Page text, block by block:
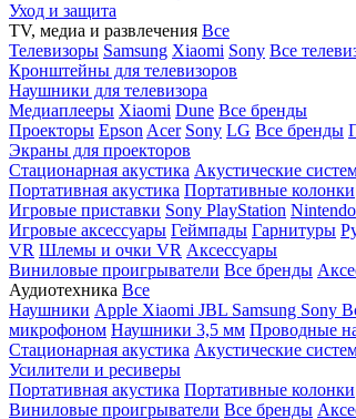
Уход и защита
TV, медиа и развлечения Все
Телевизоры Samsung Xiaomi Sony Все
Кронштейны для телевизоров
Наушники для телевизора
Медиаплееры Xiaomi Dune Все бренды
Проекторы Epson Acer Sony LG Все бренды
Экраны для проекторов
Стационарная акустика Акустические
Портативная акустика Портативные колонки
Игровые приставки Sony PlayStation Nintendo
Игровые аксессуары Геймпады Гарнитуры
VR Шлемы и очки VR Аксессуары
Виниловые проигрыватели Все бренды
Аудиотехника Все
Наушники Apple Xiaomi JBL Samsung Sony
микрофоном Наушники 3,5 мм Проводные
Стационарная акустика Акустические
Усилители и ресиверы
Портативная акустика Портативные колонки
Виниловые проигрыватели Все бренды